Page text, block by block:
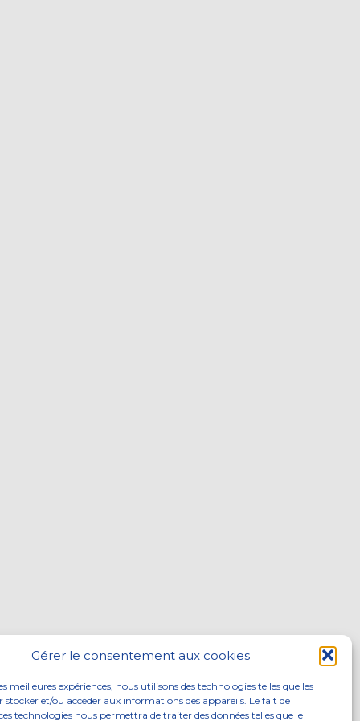
Gérer le consentement aux cookies
meilleures expériences, nous utilisons des technologies telles que les
stocker et/ou accéder aux informations des appareils. Le fait de
technologies nous permettra de traiter des données telles que le